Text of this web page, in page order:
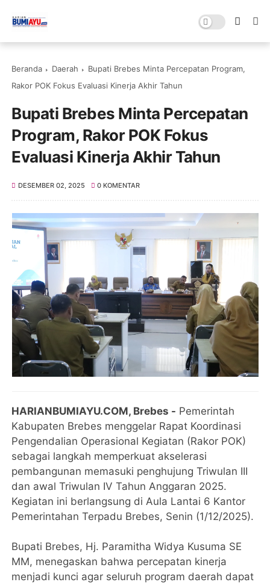
Beranda Daerah
Bupati Brebes Minta Percepatan Program,
Rakor POK Fokus Evaluasi Kinerja Akhir Tahun
Bupati Brebes Minta Percepatan
Program, Rakor POK Fokus
Evaluasi Kinerja Akhir Tahun
DESEMBER 02, 2025 0 KOMENTAR
HARIANBUMIAYU.COM, Brebes - Pemerintah
Kabupaten Brebes menggelar Rapat Koordinasi
Pengendalian Operasional Kegiatan (Rakor POK)
sebagai langkah memperkuat akselerasi
pembangunan memasuki penghujung Triwulan III
dan awal Triwulan IV Tahun Anggaran 2025.
Kegiatan ini berlangsung di Aula Lantai 6 Kantor
Pemerintahan Terpadu Brebes, Senin (1/12/2025).
Bupati Brebes, Hj. Paramitha Widya Kusuma SE
MM, menegaskan bahwa percepatan kinerja
menjadi kunci agar seluruh program daerah dapat